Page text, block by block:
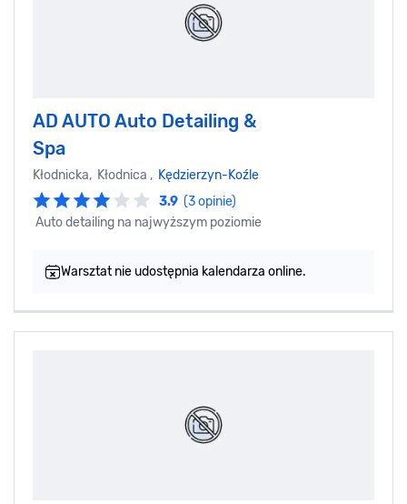
AD AUTO Auto Detailing &
Spa
Kłodnicka, Kłodnica , Kędzierzyn-Koźle
3.9 (3 opinie)
Auto detailing na najwyższym poziomie
Warsztat nie udostępnia kalendarza online.